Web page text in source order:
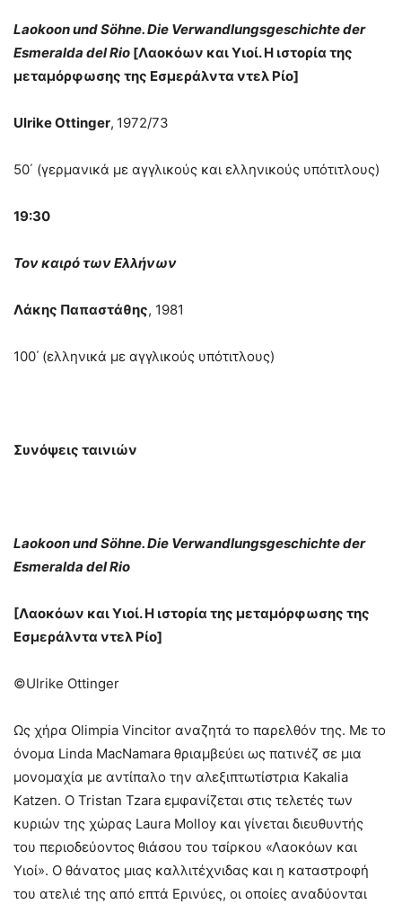
Laokoon und Söhne. Die Verwandlungsgeschichte der
Esmeralda del Rio [Λαοκόων και Υιοί. Η ιστορία της
μεταμόρφωσης της Εσμεράλντα ντελ Ρίο]
Ulrike Ottinger, 1972/73
50΄ (γερμανικά με αγγλικούς και ελληνικούς υπότιτλους)
19:30
Τον καιρό των Ελλήνων
Λάκης Παπαστάθης, 1981
100΄ (ελληνικά με αγγλικούς υπότιτλους)
Συνόψεις ταινιών
Laokoon und Söhne. Die Verwandlungsgeschichte der
Esmeralda del Rio
[Λαοκόων και Υιοί. Η ιστορία της μεταμόρφωσης της
Εσμεράλντα ντελ Ρίο]
©Ulrike Ottinger
Ως χήρα Olimpia Vincitor αναζητά το παρελθόν της. Με το
όνομα Linda MacNamara θριαμβεύει ως πατινέζ σε μια
μονομαχία με αντίπαλο την αλεξιπτωτίστρια Kakalia
Katzen. Ο Tristan Tzara εμφανίζεται στις τελετές των
κυριών της χώρας Laura Molloy και γίνεται διευθυντής
του περιοδεύοντος θιάσου του τσίρκου «Λαοκόων και
Υιοί». Ο θάνατος μιας καλλιτέχνιδας και η καταστροφή
του ατελιέ της από επτά Ερινύες, οι οποίες αναδύονται